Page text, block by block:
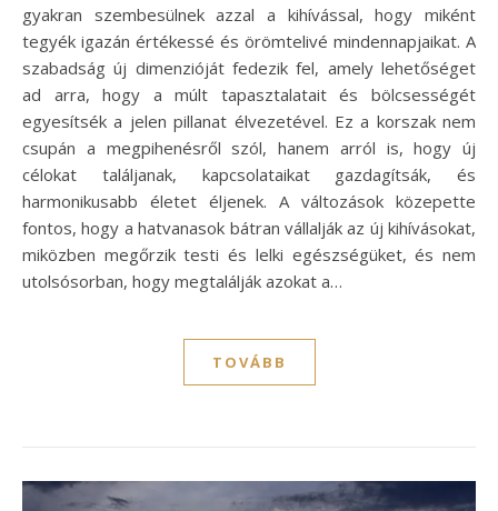
gyakran szembesülnek azzal a kihívással, hogy miként
tegyék igazán értékessé és örömtelivé mindennapjaikat. A
szabadság új dimenzióját fedezik fel, amely lehetőséget
ad arra, hogy a múlt tapasztalatait és bölcsességét
egyesítsék a jelen pillanat élvezetével. Ez a korszak nem
csupán a megpihenésről szól, hanem arról is, hogy új
célokat találjanak, kapcsolataikat gazdagítsák, és
harmonikusabb életet éljenek. A változások közepette
fontos, hogy a hatvanasok bátran vállalják az új kihívásokat,
miközben megőrzik testi és lelki egészségüket, és nem
utolsósorban, hogy megtalálják azokat a…
TOVÁBB